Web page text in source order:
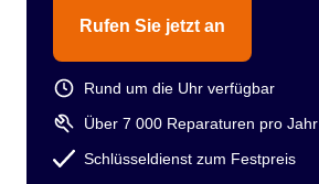
Rufen Sie jetzt an
Rund um die Uhr verfügbar
Über 7 000 Reparaturen pro Jahr
Schlüsseldienst zum Festpreis